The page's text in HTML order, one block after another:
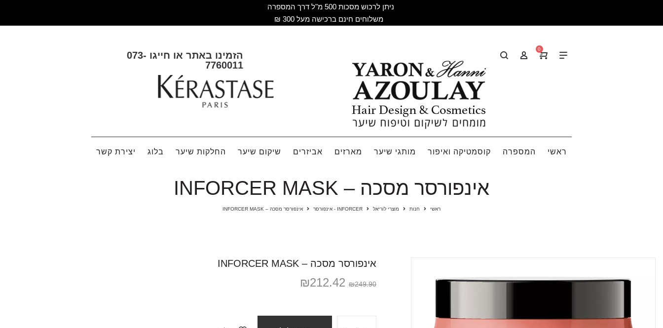
ניתן לרכוש מסכות 500 מ"ל דרך המספרה
משלוחים חינם ברכישה מעל 300 ₪
הזמינו באתר או חייגו 073-
7760011
0
ראשי המספרה קוסמטיקה ואיפור מותגי שיער מארזים אביזרים שיקום שיער החלקות שיער בלוג יצירת קשר
אינפורסר מסכה – INFORCER MASK
ראשי חנות מוצרי לוריאל INFORCER - אינפורסר אינפורסר מסכה – INFORCER MASK
אינפורסר מסכה – INFORCER MASK
₪249.90
₪212.42